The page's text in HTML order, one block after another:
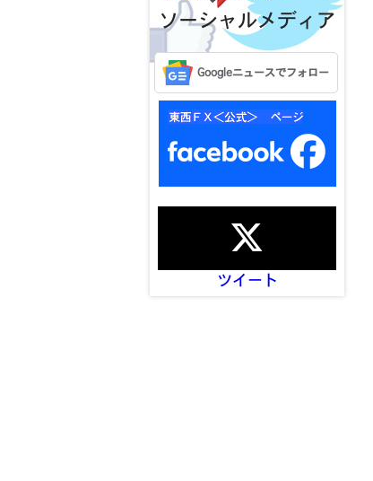
ソーシャルメディア
Googleニュースでフォロー
ツイート